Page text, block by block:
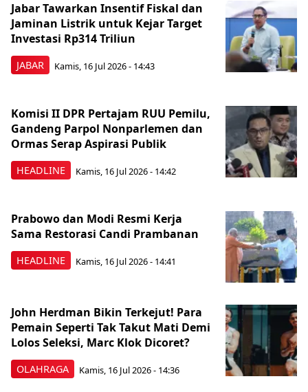
JABAR
Jabar Tawarkan Insentif Fiskal dan
Jaminan Listrik untuk Kejar Target
Investasi Rp314 Triliun
Kamis, 16 Jul 2026 - 14:43
HEADLINE
Komisi II DPR Pertajam RUU Pemilu,
Gandeng Parpol Nonparlemen dan
Ormas Serap Aspirasi Publik
Kamis, 16 Jul 2026 - 14:42
HEADLINE
Prabowo dan Modi Resmi Kerja
Sama Restorasi Candi Prambanan
Kamis, 16 Jul 2026 - 14:41
OLAHRAGA
John Herdman Bikin Terkejut! Para
Pemain Seperti Tak Takut Mati Demi
Lolos Seleksi, Marc Klok Dicoret?
Kamis, 16 Jul 2026 - 14:36